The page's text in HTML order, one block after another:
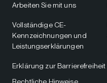
Arbeiten Sie mit uns
Vollständige CE-
Kennzeichnungen und
Leistungserklärungen
Erklärung zur Barrierefreiheit